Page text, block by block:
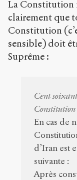
La Constitution
clairement que
Constitution
sensible) doit
Suprême :
Cent
Constitution
En cas de
d’Iran est
suivante :
Après